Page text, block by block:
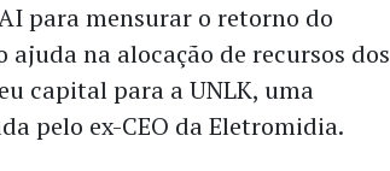
para mensurar o retorno do
na alocação de recursos dos
capital para a UNLK, uma
pelo ex-CEO da Eletromidia.